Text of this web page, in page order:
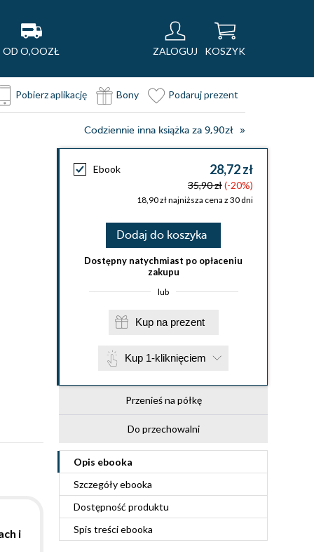
OD O,OOZŁ ZALOGUJ KOSZYK
Pobierz aplikację Bony Podaruj prezent
Codziennie inna książka za 9,90zł
Ebook 28,72 zł
35,90 zł(-20%)
18,90 zł najniższa cena z 30 dni
Dodaj do koszyka
Dostępny natychmiast po opłaceniu
zakupu
lub
Kup na prezent
Kup 1-kliknięciem
Przenieś na półkę
Do przechowalni
Opis ebooka
Szczegółyebooka
Dostępność produktu
Spis treściebooka
i